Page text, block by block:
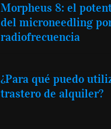
Morpheus 8: el
del microneedling
radiofrecuencia
¿Para qué puedo
trastero de alquiler?